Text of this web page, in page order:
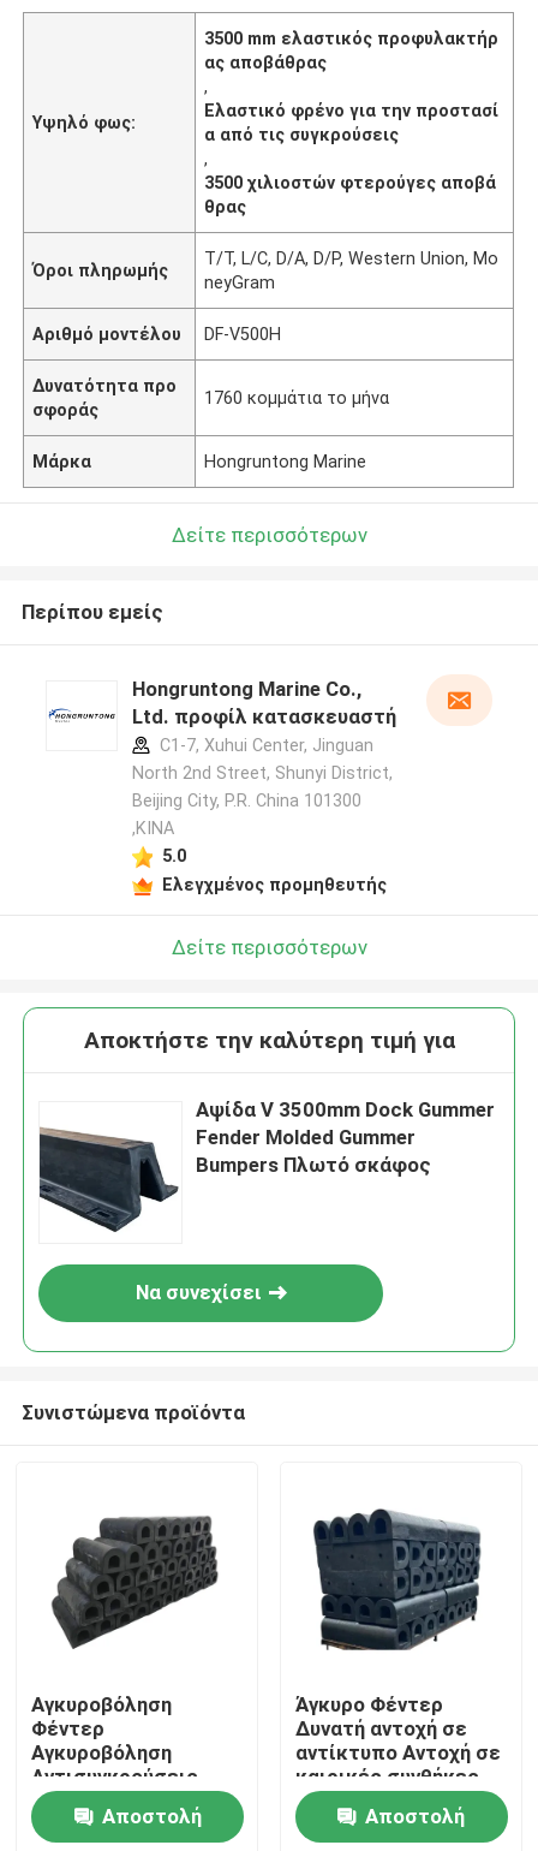
Προϊόντα
Βίντεο
Υψηλό φως:
3500 mm ελαστικός προφυλακτήρ
ας αποβάθρας
,
Ελαστικό φρένο για την προστασί
α από τις συγκρούσεις
,
3500 χιλιοστών φτερούγες αποβά
θρας
Όροι πληρωμής
T/T, L/C, D/A, D/P, Western Union, Mo
neyGram
Αριθμό μοντέλου DF-V500H
Δυνατότητα προ
σφοράς
1760 κομμάτια το μήνα
Μάρκα Hongruntong Marine
Δείτε περισσότερων
Περίπου εμείς
Hongruntong Marine Co.,
Ltd. προφίλ κατασκευαστή
C1-7, Xuhui Center, Jinguan
North 2nd Street, Shunyi District,
Beijing City, P.R. China 101300
,ΚΙΝΑ
5.0
Ελεγχμένος προμηθευτής
Δείτε περισσότερων
Αποκτήστε την καλύτερη τιμή για
Αψίδα V 3500mm Dock Gummer
Fender Molded Gummer
Bumpers Πλωτό σκάφος
Να συνεχίσει
Συνιστώμενα προϊόντα
Αγκυροβόληση
Φέντερ
Αγκυροβόληση
Αντισυγκρούσεις
Αντίσταση φθοράς
Διαρθρωτική αντοχή
Αποστολή
Άγκυρο Φέντερ
Δυνατή αντοχή σε
αντίκτυπο Αντοχή σε
καιρικές συνθήκες
Υψηλή ανάκαμψη
Αποστολή